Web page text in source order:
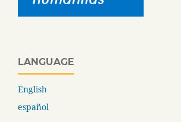
LANGUAGE
English
español